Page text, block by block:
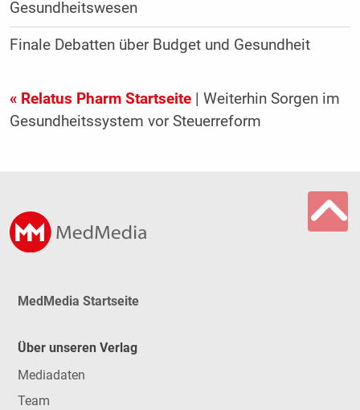
Gesundheitswesen
Finale Debatten über Budget und Gesundheit
« Relatus Pharm Startseite| Weiterhin Sorgen im
Gesundheitssystem vor Steuerreform
MedMedia Startseite
Über unseren Verlag
Mediadaten
Team